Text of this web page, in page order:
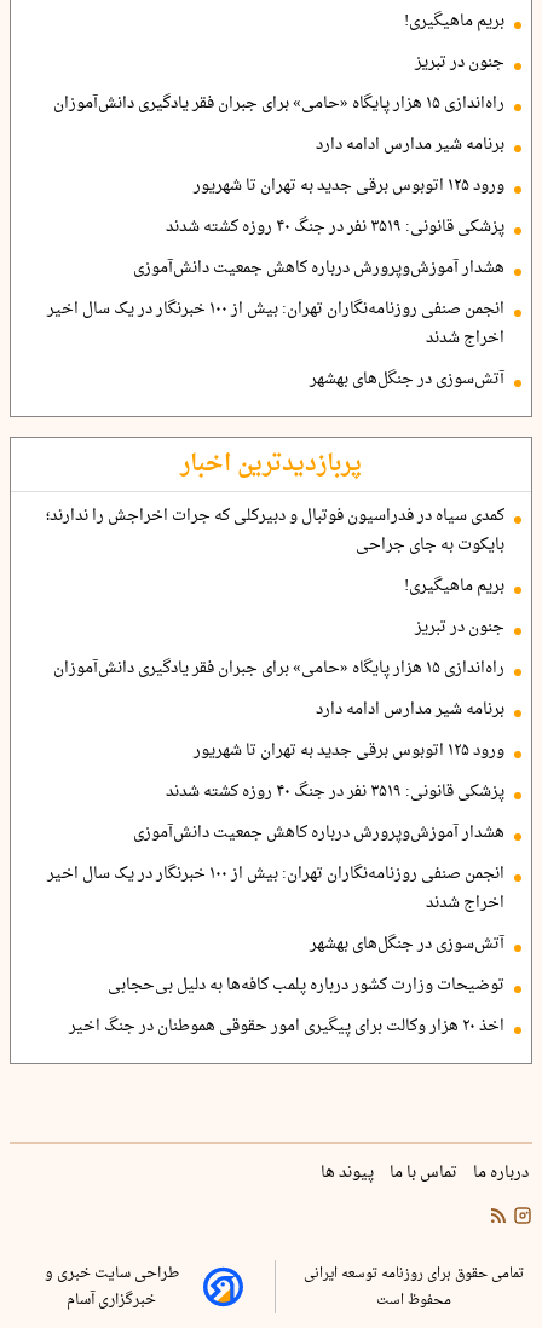
بریم ماهیگیری!
جنون در تبریز
راه‌اندازی ۱۵ هزار پایگاه «حامی» برای جبران فقر یادگیری دانش‌آموزان
برنامه شیر مدارس ادامه دارد
ورود ۱۲۵ اتوبوس برقی جدید به تهران تا شهریور
پزشکی قانونی: ۳۵۱۹ نفر در جنگ ۴۰ روزه کشته شدند
هشدار آموزش‌وپرورش درباره کاهش جمعیت دانش‌آموزی
انجمن صنفی روزنامه‌نگاران تهران: بیش از ۱۰۰ خبرنگار در یک سال اخیر
اخراج شدند
آتش‌سوزی در جنگل‌های بهشهر
پربازدیدترین اخبار
کمدی سیاه در فدراسیون فوتبال و دبیرکلی که جرات اخراجش را ندارند؛
بایکوت به جای جراحی
بریم ماهیگیری!
جنون در تبریز
راه‌اندازی ۱۵ هزار پایگاه «حامی» برای جبران فقر یادگیری دانش‌آموزان
برنامه شیر مدارس ادامه دارد
ورود ۱۲۵ اتوبوس برقی جدید به تهران تا شهریور
پزشکی قانونی: ۳۵۱۹ نفر در جنگ ۴۰ روزه کشته شدند
هشدار آموزش‌وپرورش درباره کاهش جمعیت دانش‌آموزی
انجمن صنفی روزنامه‌نگاران تهران: بیش از ۱۰۰ خبرنگار در یک سال اخیر
اخراج شدند
آتش‌سوزی در جنگل‌های بهشهر
توضیحات وزارت کشور درباره پلمب کافه‌ها به دلیل بی‌حجابی
اخذ ۲۰ هزار وکالت برای پیگیری امور حقوقی هموطنان در جنگ اخیر
درباره ما تماس با ما پیوند ها
تمامی حقوق برای روزنامه توسعه ایرانی
محفوظ است
طراحی سایت خبری و
خبرگزاری آسام